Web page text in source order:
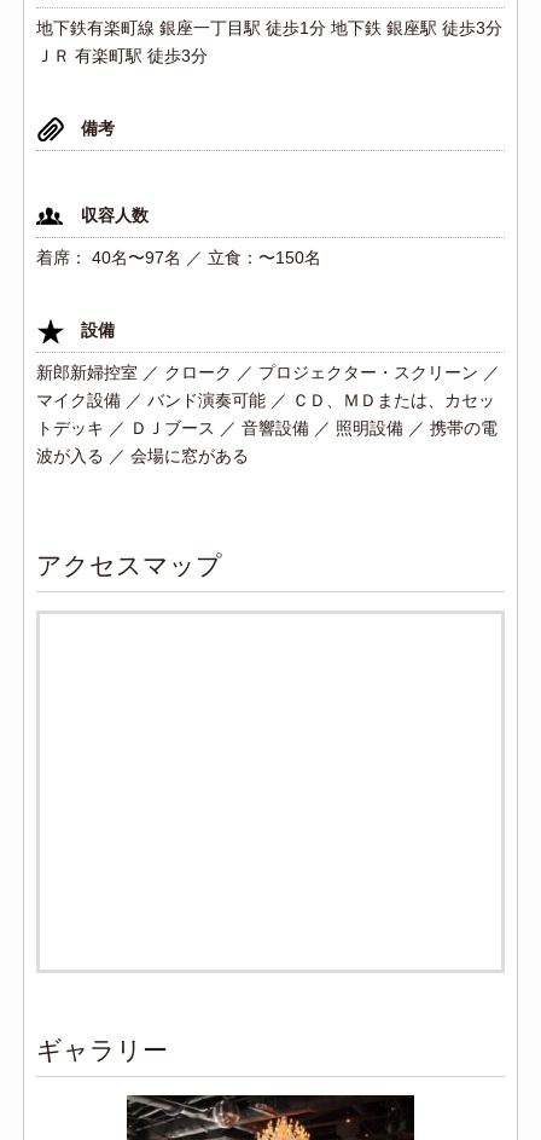
地下鉄有楽町線 銀座一丁目駅 徒歩1分 地下鉄 銀座駅 徒歩3分
ＪＲ 有楽町駅 徒歩3分
備考
収容人数
着席： 40名〜97名 ／ 立食：〜150名
設備
新郎新婦控室 ／ クローク ／ プロジェクター・スクリーン ／
マイク設備 ／ バンド演奏可能 ／ ＣＤ、ＭＤまたは、カセッ
トデッキ ／ ＤＪブース ／ 音響設備 ／ 照明設備 ／ 携帯の電
波が入る ／ 会場に窓がある
アクセスマップ
ギャラリー